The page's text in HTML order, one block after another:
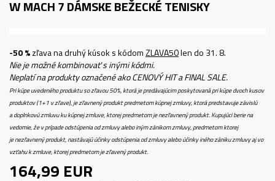
W MACH 7DÁMSKE BEŽECKÉ TENISKY
-50 %zľava na druhý kúsok s kódomZLAVA50len do 31. 8.
Nie je možné kombinovať s inými kódmi.
Neplatí na produkty označené ako CENOVÝ HIT a FINAL SALE.
Pri kúpe uvedeného produktu so zľavou 50%, ktorá je predávajúcim poskytovaná pri kúpe dvoch kusov
produktov (1+1 v zľave), je zľavnený produkt predmetom kúpnej zmluvy, ktorá predstavuje závislú
a doplnkovú zmluvu ku kúpnej zmluve, ktorej predmetom je nezľavnený produkt. Kupujúci berie na
vedomie, že v prípade odstúpenia od zmluvy alebo iným zánikom zmluvy, predmetom ktorej
je nezľavnený produkt, nastávajú účinky odstúpenia od zmluvy alebo účinky iného zániku zmluvy aj vo
vzťahu k zmluve, ktorej predmetom je zľavený produkt.
164,99 EUR